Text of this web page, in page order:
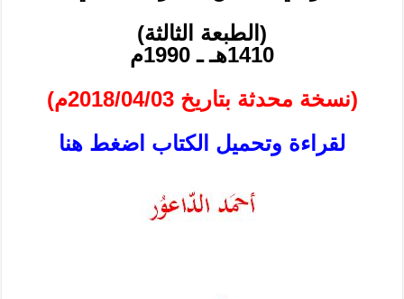
(الطبعة الثالثة)
1410هـ ـ 1990م
(نسخة محدثة بتاريخ 2018/04/03م)
لقراءة وتحميل الكتاب اضغط هنا